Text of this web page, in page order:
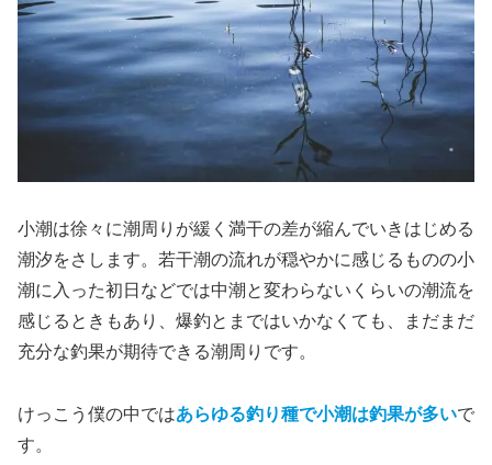
小潮は徐々に潮周りが緩く満干の差が縮んでいきはじめる
潮汐をさします。若干潮の流れが穏やかに感じるものの小
潮に入った初日などでは中潮と変わらないくらいの潮流を
感じるときもあり、爆釣とまではいかなくても、まだまだ
充分な釣果が期待できる潮周りです。
けっこう僕の中ではあらゆる釣り種で小潮は釣果が多いで
す。